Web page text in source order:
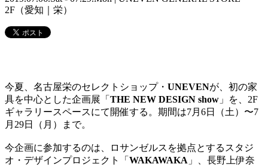
2F（愛知｜栄）
今夏、名古屋栄のセレクトショップ・ UNEVENが、初の家
具を中心とした企画展「 THE NEW DESIGN show 」を、2F
ギャラリースペースにて開催する。期間は7月6日（土）〜7
月29日（月）まで。
今企画に参加するのは、ロサンゼルスを拠点とするスタジ
オ・デザインプロジェクト「 WAKAWAKA 」、長野上伊奈